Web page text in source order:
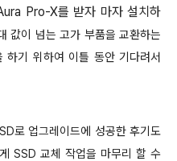
Pro-X를 받자 마자 설치하
값이 넘는 고가 부품을 교환하는
하기 위하여 이틀 동안 기다려서
로 업그레이드에 성공한 후기도
SSD 교체 작업을 마무리 할 수